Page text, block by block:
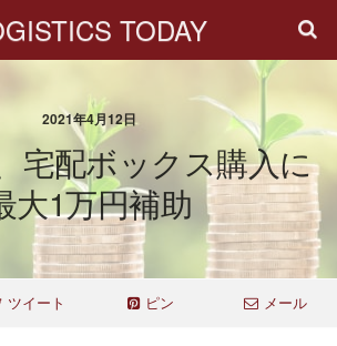
TODAY
2021年4月12日
宅配ボックス購入に
大1万円補助
ツイート ピン メール